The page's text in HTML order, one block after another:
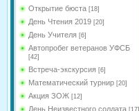
Открытие бюста [18]
День Чтения 2019 [20]
День Учителя [6]
Автопробег ветеранов УФСБ
[42]
Встреча-экскурсия [6]
Математический турнир [20]
Акция ЗОЖ [12]
День Неизвестного солдата [17]